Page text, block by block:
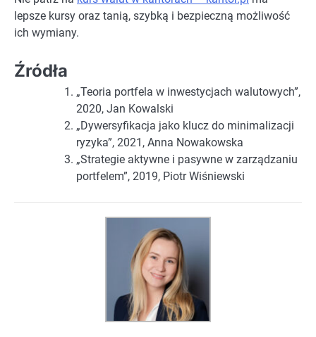
lepsze kursy oraz tanią, szybką i bezpieczną możliwość
ich wymiany.
Źródła
„Teoria portfela w inwestycjach walutowych”,
2020, Jan Kowalski
„Dywersyfikacja jako klucz do minimalizacji
ryzyka”, 2021, Anna Nowakowska
„Strategie aktywne i pasywne w zarządzaniu
portfelem”, 2019, Piotr Wiśniewski